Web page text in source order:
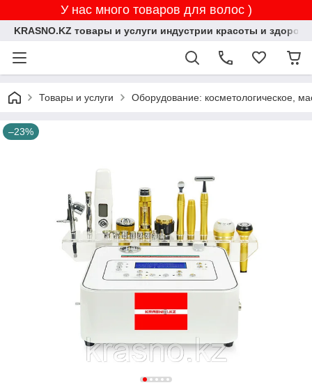
У нас много товаров для волос )
KRASNO.KZ товары и услуги индустрии красоты и
Товары и услуги Оборудование: косметологическое,
–23%